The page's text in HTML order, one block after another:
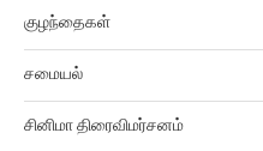
குழந்தைகள்
சமையல்
சினிமா திரைவிமர்சனம்